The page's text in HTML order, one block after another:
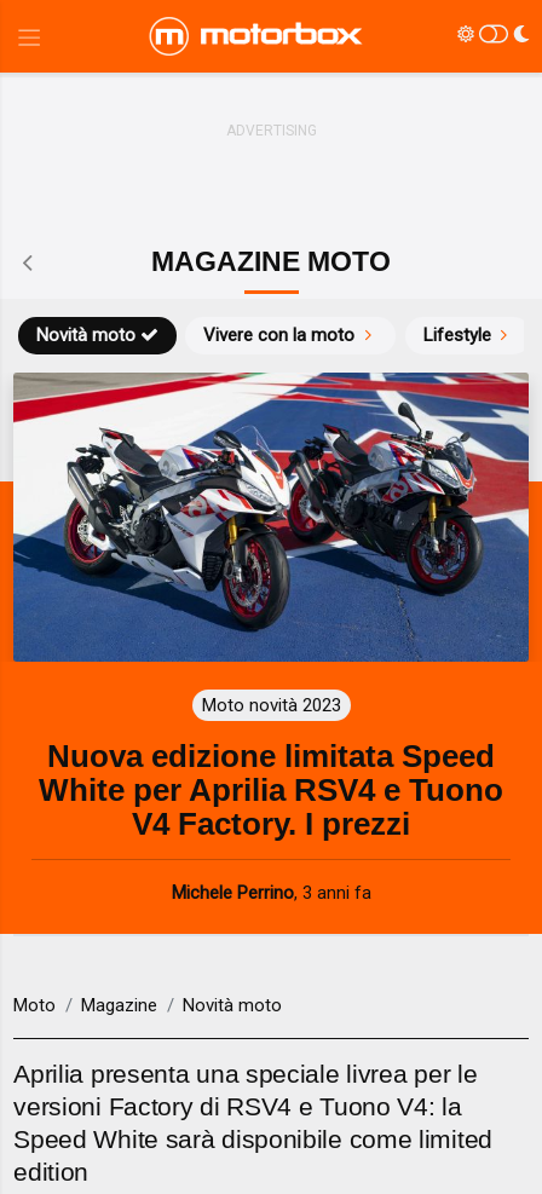
MAGAZINE MOTO
Novità moto Vivere con la moto Lifestyle
Moto novità 2023
Nuova edizione limitata Speed
White per Aprilia RSV4 e Tuono
V4 Factory. I prezzi
Michele Perrino, 3 anni fa
Moto Magazine Novità moto
Aprilia presenta una speciale livrea per le
versioni Factory di RSV4 e Tuono V4: la
Speed White sarà disponibile come limited
edition